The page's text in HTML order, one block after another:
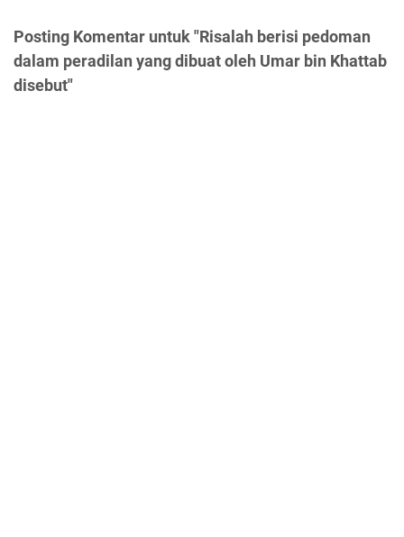
Posting Komentar untuk "Risalah berisi pedoman
dalam peradilan yang dibuat oleh Umar bin Khattab
disebut"